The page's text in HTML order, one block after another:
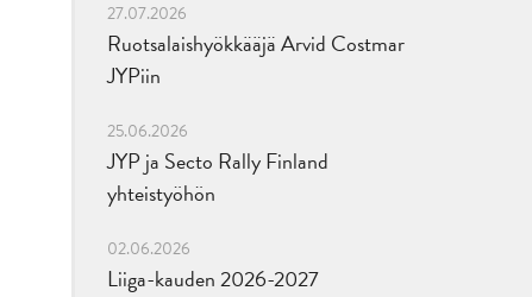
27.07.2026
Ruotsalaishyökkääjä Arvid Costmar
JYPiin
25.06.2026
JYP ja Secto Rally Finland
yhteistyöhön
02.06.2026
Liiga-kauden 2026-2027